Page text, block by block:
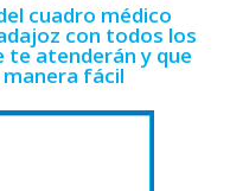
cuadro médico
con todos los
te atenderán y que
fácil